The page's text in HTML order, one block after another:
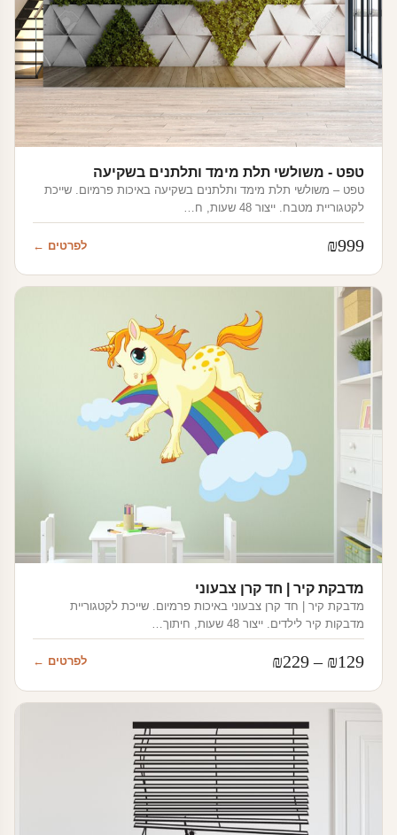
טפט - משולשי תלת מימד ותלתנים בשקיעה
טפט – משולשי תלת מימד ותלתנים בשקיעה באיכות פרמיום. שייכת
לקטגוריית מטבח. ייצור 48 שעות, ח…
₪999 לפרטים ←
מדבקת קיר | חד קרן צבעוני
מדבקת קיר | חד קרן צבעוני באיכות פרמיום. שייכת לקטגוריית
מדבקות קיר לילדים. ייצור 48 שעות, חיתוך…
₪129
–
₪229
מחירים:
עד
לפרטים ←